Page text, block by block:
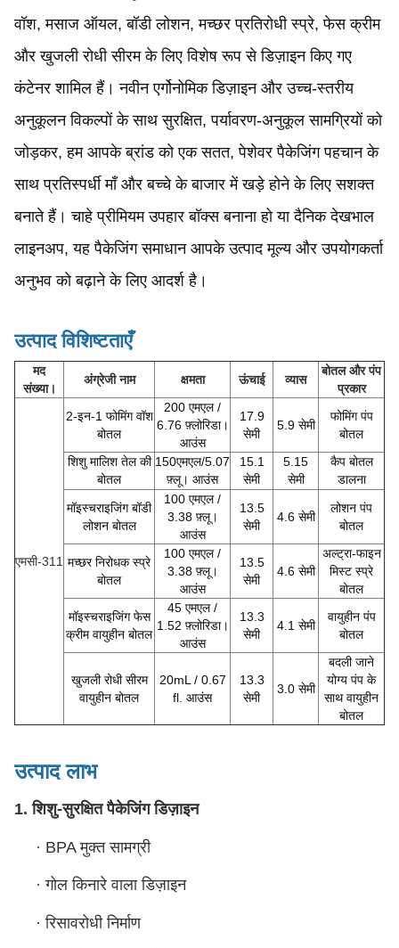
वॉश, मसाज ऑयल, बॉडी लोशन, मच्छर प्रतिरोधी स्प्रे, फेस क्रीम
और खुजली रोधी सीरम के लिए विशेष रूप से डिज़ाइन किए गए
कंटेनर शामिल हैं। नवीन एर्गोनोमिक डिज़ाइन और उच्च-स्तरीय
अनुकूलन विकल्पों के साथ सुरक्षित, पर्यावरण-अनुकूल सामग्रियों को
जोड़कर, हम आपके ब्रांड को एक सतत, पेशेवर पैकेजिंग पहचान के
साथ प्रतिस्पर्धी माँ और बच्चे के बाजार में खड़े होने के लिए सशक्त
बनाते हैं। चाहे प्रीमियम उपहार बॉक्स बनाना हो या दैनिक देखभाल
लाइनअप, यह पैकेजिंग समाधान आपके उत्पाद मूल्य और उपयोगकर्ता
अनुभव को बढ़ाने के लिए आदर्श है।
उत्पाद विशिष्टताएँ
मद
संख्या।
अंग्रेजी नाम क्षमता ऊंचाई व्यास
बोतल और पंप
प्रकार
एमसी-311
2-इन-1 फोमिंग वॉश
बोतल
200 एमएल /
6.76 फ़्लोरिडा।
आउंस
17.9
सेमी
5.9 सेमी
फोमिंग पंप
बोतल
शिशु मालिश तेल की
बोतल
150एमएल/5.07
फ़्लू। आउंस
15.1
सेमी
5.15
सेमी
कैप बोतल
डालना
मॉइस्चराइजिंग बॉडी
लोशन बोतल
100 एमएल /
3.38 फ़्लू।
आउंस
13.5
सेमी
4.6 सेमी
लोशन पंप
बोतल
मच्छर निरोधक स्प्रे
बोतल
100 एमएल /
3.38 फ़्लू।
आउंस
13.5
सेमी
4.6 सेमी
अल्ट्रा-फाइन
मिस्ट स्प्रे
बोतल
मॉइस्चराइजिंग फेस
क्रीम वायुहीन बोतल
45 एमएल /
1.52 फ़्लोरिडा।
आउंस
13.3
सेमी
4.1 सेमी
वायुहीन पंप
बोतल
खुजली रोधी सीरम
वायुहीन बोतल
20mL / 0.67
fl. आउंस
13.3
सेमी
3.0 सेमी
बदली जाने
योग्य पंप के
साथ वायुहीन
बोतल
उत्पाद लाभ
1. शिशु-सुरक्षित पैकेजिंग डिज़ाइन
· BPA मुक्त सामग्री
· गोल किनारे वाला डिज़ाइन
· रिसावरोधी निर्माण